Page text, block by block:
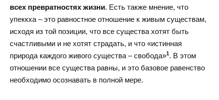
всех превратностях жизни. Есть также мнение, что
упеккха – это равностное отношение к живым существам,
исходя из той позиции, что все существа хотят быть
счастливыми и не хотят страдать, и что «истинная
природа каждого живого существа – свобода»1. В этом
отношении все существа равны, и это базовое равенство
необходимо осознавать в полной мере.